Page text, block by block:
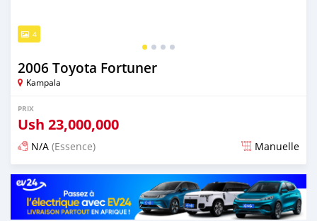
4
2006 Toyota Fortuner
Kampala
PRIX
Ush 23,000,000
N/A (Essence) Manuelle
Publié il y a 4 jours